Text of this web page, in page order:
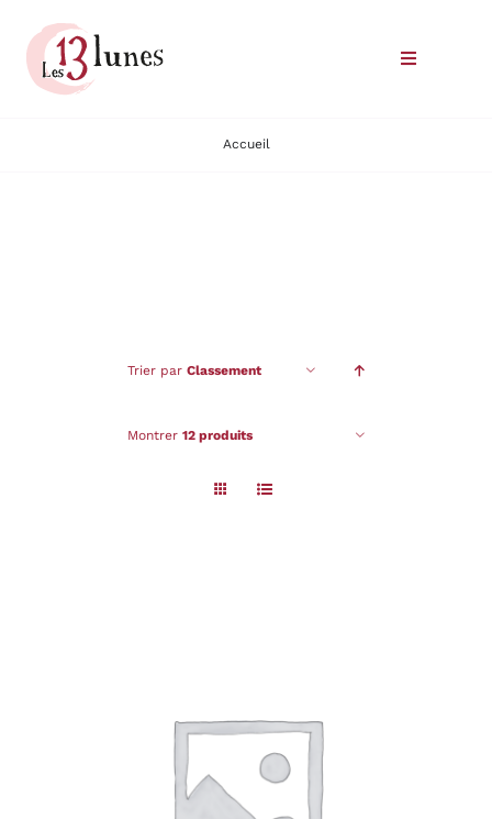
contenu
Toggle
Accueil
Trier par Classement
Montrer 12 produits
DÉTAILS